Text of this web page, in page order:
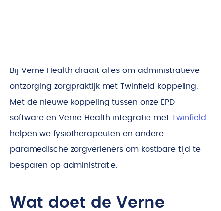
Bij Verne Health draait alles om administratieve
ontzorging zorgpraktijk met Twinfield koppeling.
Met de nieuwe koppeling tussen onze EPD-
software en Verne Health integratie met Twinfield
helpen we fysiotherapeuten en andere
paramedische zorgverleners om kostbare tijd te
besparen op administratie.
Wat doet de Verne